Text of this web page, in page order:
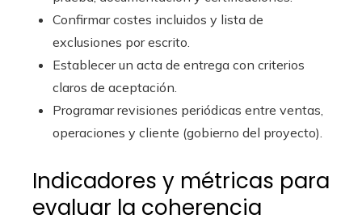
Confirmar costes incluidos y lista de
exclusiones por escrito.
Establecer un acta de entrega con criterios
claros de aceptación.
Programar revisiones periódicas entre ventas,
operaciones y cliente (gobierno del proyecto).
Indicadores y métricas para
evaluar la coherencia